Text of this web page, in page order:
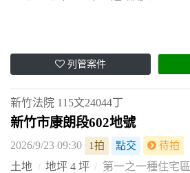
列管案件
新竹法院 115文24044丁
新竹市康朗段602地號
2026/9/23 09:30 1拍 點交 待拍
土地 地坪 4 坪 第一之一種住宅區